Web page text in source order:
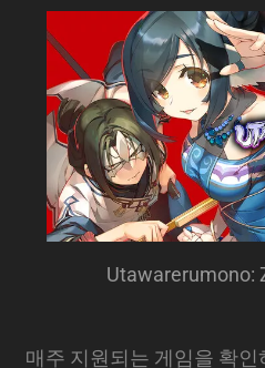
Utawarerumono:
매주 지원되는 게임을 확